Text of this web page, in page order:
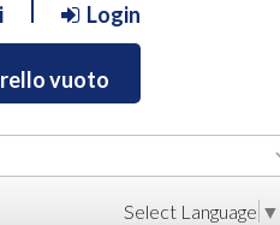
Login
vuoto
Select Language ▼